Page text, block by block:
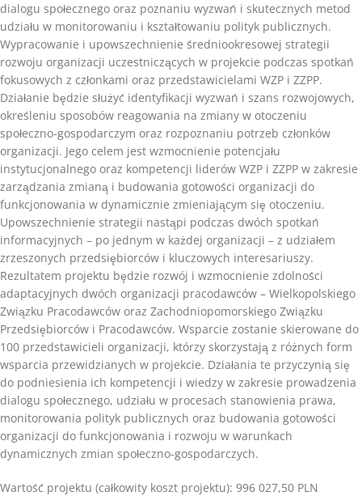
dialogu społecznego oraz poznaniu wyzwań i skutecznych metod
udziału w monitorowaniu i kształtowaniu polityk publicznych.
Wypracowanie i upowszechnienie średniookresowej strategii
rozwoju organizacji uczestniczących w projekcie podczas spotkań
fokusowych z członkami oraz przedstawicielami WZP i ZZPP.
Działanie będzie służyć identyfikacji wyzwań i szans rozwojowych,
określeniu sposobów reagowania na zmiany w otoczeniu
społeczno-gospodarczym oraz rozpoznaniu potrzeb członków
organizacji. Jego celem jest wzmocnienie potencjału
instytucjonalnego oraz kompetencji liderów WZP i ZZPP w zakresie
zarządzania zmianą i budowania gotowości organizacji do
funkcjonowania w dynamicznie zmieniającym się otoczeniu.
Upowszechnienie strategii nastąpi podczas dwóch spotkań
informacyjnych – po jednym w każdej organizacji – z udziałem
zrzeszonych przedsiębiorców i kluczowych interesariuszy.
Rezultatem projektu będzie rozwój i wzmocnienie zdolności
adaptacyjnych dwóch organizacji pracodawców – Wielkopolskiego
Związku Pracodawców oraz Zachodniopomorskiego Związku
Przedsiębiorców i Pracodawców. Wsparcie zostanie skierowane do
100 przedstawicieli organizacji, którzy skorzystają z różnych form
wsparcia przewidzianych w projekcie. Działania te przyczynią się
do podniesienia ich kompetencji i wiedzy w zakresie prowadzenia
dialogu społecznego, udziału w procesach stanowienia prawa,
monitorowania polityk publicznych oraz budowania gotowości
organizacji do funkcjonowania i rozwoju w warunkach
dynamicznych zmian społeczno-gospodarczych.
Wartość projektu (całkowity koszt projektu): 996 027,50 PLN